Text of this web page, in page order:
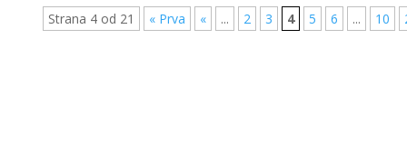
Strana 4 od 21 « Prva « ... 2 3 4 5 6 ... 10